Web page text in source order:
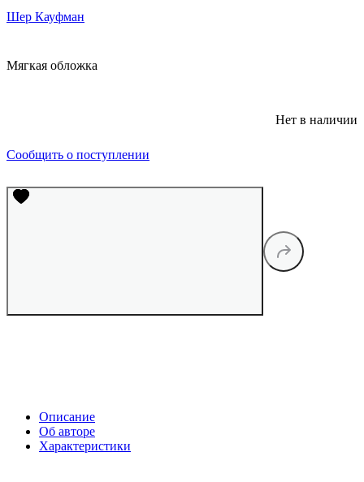
Шер Кауфман
Мягкая обложка
Нет в наличии
Сообщить о поступлении
Описание
Об авторе
Характеристики